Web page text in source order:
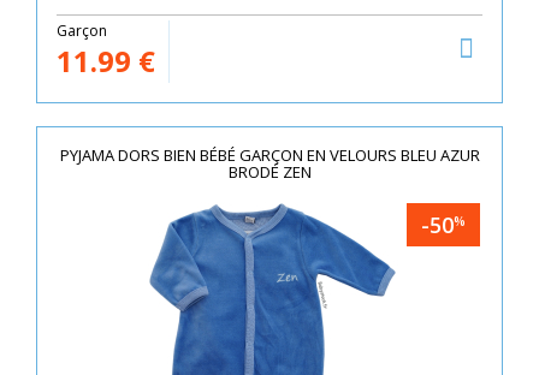
Garçon
11.99 €
PYJAMA DORS BIEN BÉBÉ GARÇON EN VELOURS BLEU AZUR
BRODÉ ZEN
-50%